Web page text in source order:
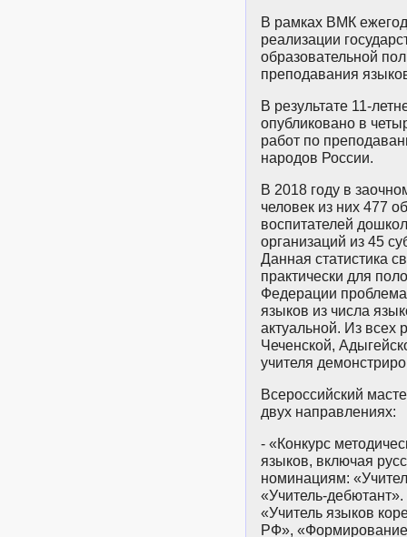
В рамках ВМК
реализации
образовательной
преподавания
В результате 11-
опубликовано в
работ по
народов России.
В 2018 году в
человек из них 477
воспитателей
организаций из 45
Данная статистика
практически для
Федерации
языков из числа
актуальной. Из всех
Чеченской,
учителя
Всероссийский
двух направлениях:
- «Конкурс
языков, включая
номинациям:
«Учитель-
«Учитель языков
РФ», «Формирование